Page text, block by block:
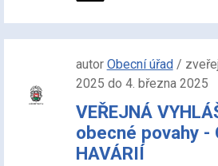
autor Obecní úřad/
2025 do 4. března 2025
VEŘEJNÁ
obecné povahy -
HAVÁRIÍ